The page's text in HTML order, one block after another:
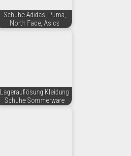
Schuhe Adidas, Puma,
North Face, Asics
Lagerauflösung Kleidung
Schuhe Sommerware